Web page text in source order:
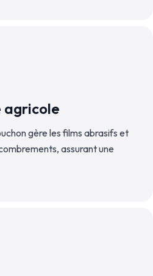
agricole
gère les films abrasifs et
assurant une